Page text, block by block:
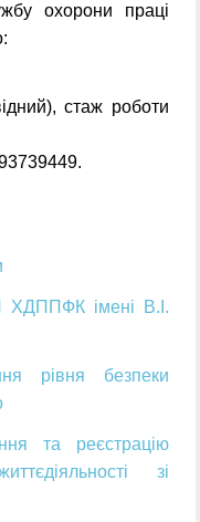
охорони праці
стаж роботи
імені В.І.
рівня безпеки
та реєстрацію
зі